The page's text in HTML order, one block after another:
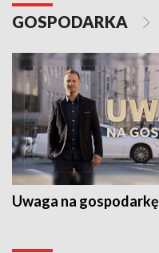
GOSPODARKA
Uwaga na gospodarkę